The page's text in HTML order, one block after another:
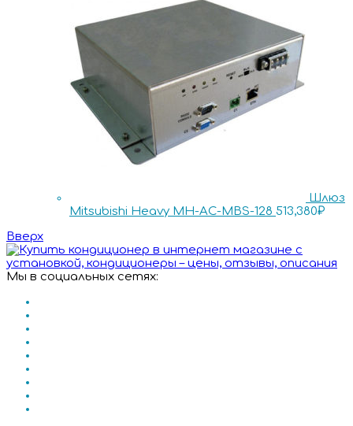
Шлюз
Mitsubishi Heavy MH-AC-MBS-128 513,380₽
Вверх
Мы в социальных сетях: